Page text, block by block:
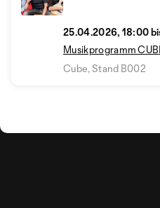
25.04.2026, 18:00
Musikprogramm
Cube, Stand B002